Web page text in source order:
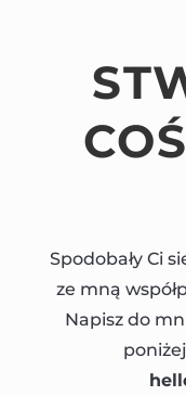
Spodobały Ci
ze mną
Napisz do